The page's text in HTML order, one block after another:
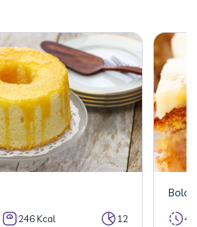
246 Kcal 12
Bolo